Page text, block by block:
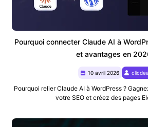
Pourquoi connecter Claude AI à
et avantages en
10 avril 2026
Pourquoi relier Claude AI à WordPress ?
votre SEO et créez des pages